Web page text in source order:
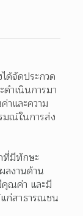
ด้จัดประกวด
ำเนินการมา
าและความ
มณ์ในการส่ง
มีทักษะ
ลงานด้าน
ณค่า และมี
ก่สาธารณชน